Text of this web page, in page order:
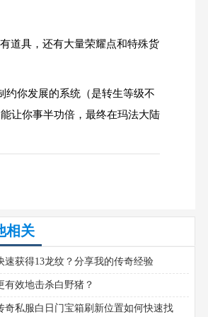
道具，还有大量荣耀点和特殊货
约你发展的系统（是转生等级不
让你事半功倍，最终在玛法大陆
相关
速获得13龙纹？分享我的传奇经验
有效地击杀白野猪？
奇私服白日门宝箱刷新位置如何快速找